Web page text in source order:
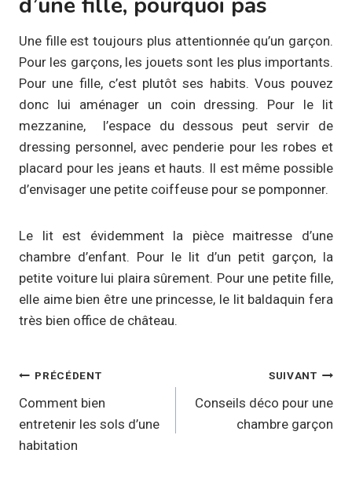
Une fille est toujours plus attentionnée qu’un garçon.
Pour les garçons, les jouets sont les plus importants.
Pour une fille, c’est plutôt ses habits. Vous pouvez
donc lui aménager un coin dressing. Pour le lit
mezzanine, l’espace du dessous peut servir de
dressing personnel, avec penderie pour les robes et
placard pour les jeans et hauts. Il est même possible
d’envisager une petite coiffeuse pour se pomponner.
Le lit est évidemment la pièce maitresse d’une
chambre d’enfant. Pour le lit d’un petit garçon, la
petite voiture lui plaira sûrement. Pour une petite fille,
elle aime bien être une princesse, le lit baldaquin fera
très bien office de château.
Navigation
de
l’article
PRÉCÉDENT
Comment bien
entretenir les sols d’une
habitation
SUIVANT
Conseils déco pour une
chambre garçon